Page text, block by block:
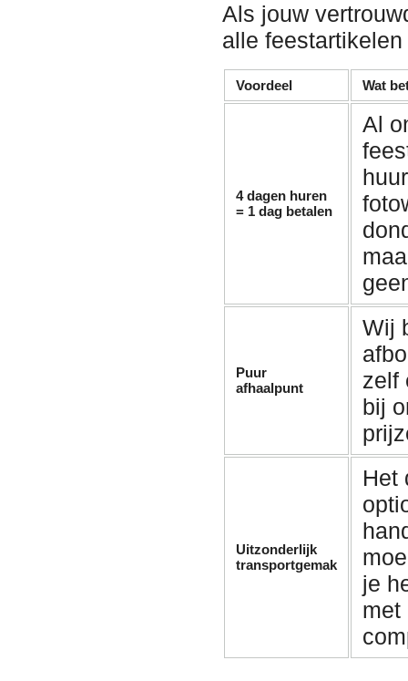
Als jouw
alle
Voordeel Wat
4 dagen huren
= 1 dag betalen
Al
Puur
afhaalpunt
Wij
zelf
bij
Uitzonderlijk
transportgemak
Het
je